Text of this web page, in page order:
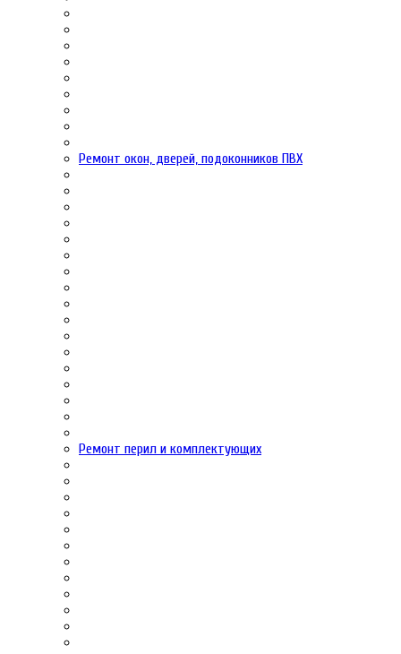
Ремонт окон, дверей, подоконников ПВХ
Ремонт перил и комплектующих